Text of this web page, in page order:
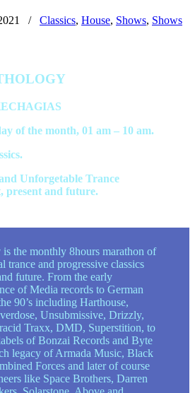
/ Classics, House, Shows, Shows
of the month, 01 am – 10 am.
Unforgetable Trance
present and future.
is the monthly 8hours marathon of
trance and progressive classics
future. From the early
of Media records to German
90’s including Harthouse,
Unsubmissive, Drizzly,
Traxx, DMD, Superstition, to
of Bonzai Records and Byte
legacy of Armada Music, Black
Forces and later of course
like Space Brothers, Darren